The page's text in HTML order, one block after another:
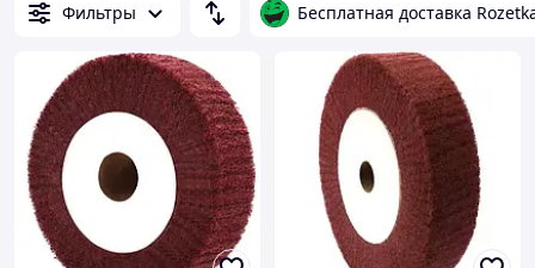
Фильтры Бесплатная доставка